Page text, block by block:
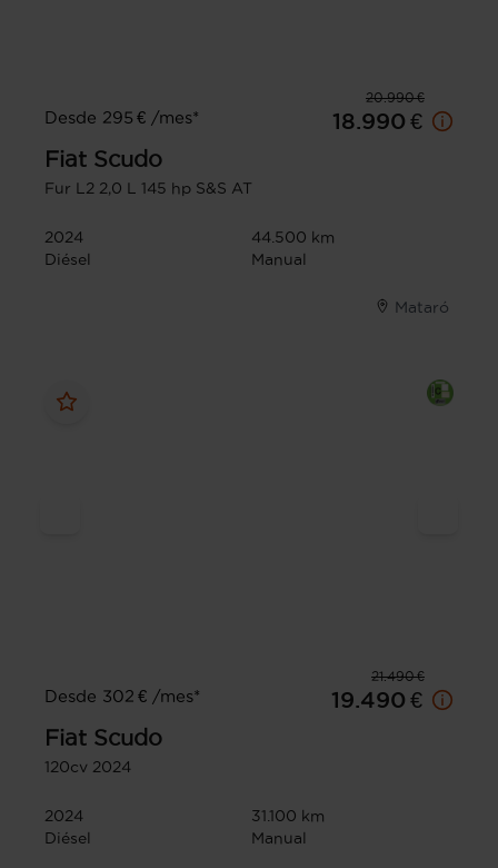
20.990 €
Desde 295 € /mes*
18.990 €
Fiat Scudo
Fur L2 2,0 L 145 hp S&S AT
2024
44.500 km
Diésel
Manual
Mataró
21.490 €
Desde 302 € /mes*
19.490 €
Fiat Scudo
120cv 2024
2024
31.100 km
Diésel
Manual